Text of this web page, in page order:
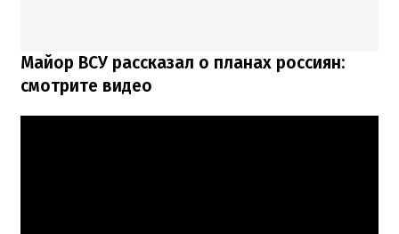
Майор ВСУ рассказал о планах россиян:
смотрите видео